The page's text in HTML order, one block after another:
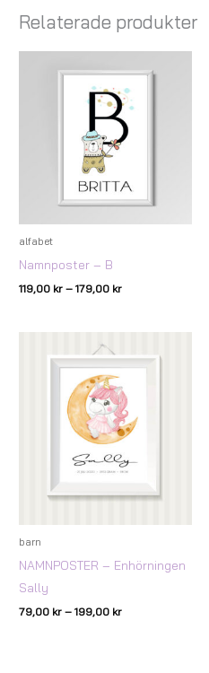
Relaterade produkter
alfabet
Namnposter – B
119,00 kr – 179,00 kr
119,00 kr
till
179,00 kr
barn
NAMNPOSTER – Enhörningen
Sally
79,00 kr – 199,00 kr
79,00 kr
till